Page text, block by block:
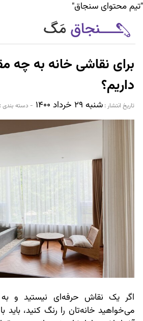
"تیم محتوای سنجاق"
سیر تا پیاز
World Mag
برای نقاشی خانه به چه
داریم؟
تاریخ انتشار :‌ شنبه ۲۹ خرداد ۱۴۰۰ - دسته بندی :
اگر یک نقاش حرفه‌ای نیستید و به
می‌خواهید خانه‌تان را رنگ کنید، باید